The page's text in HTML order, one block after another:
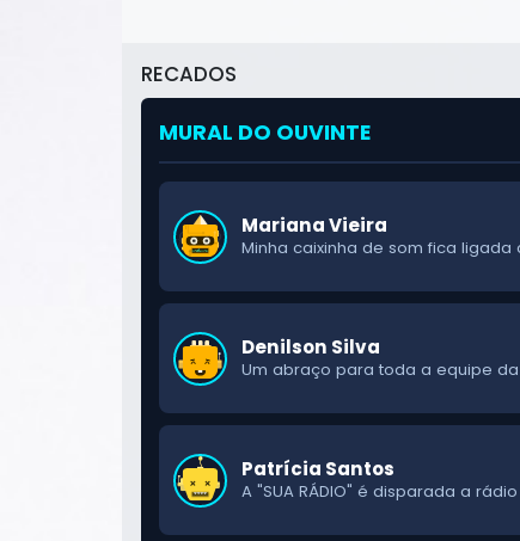
RECADOS
MURAL DO OUVINTE
Cleiton Borges
A "SUA RÁDIO" é o som da nossa
Mariana Vieira
Minha caixinha de som fica ligada
Denilson Silva
Um abraço para toda a equipe da
Patrícia Santos
A "SUA RÁDIO" é disparada a